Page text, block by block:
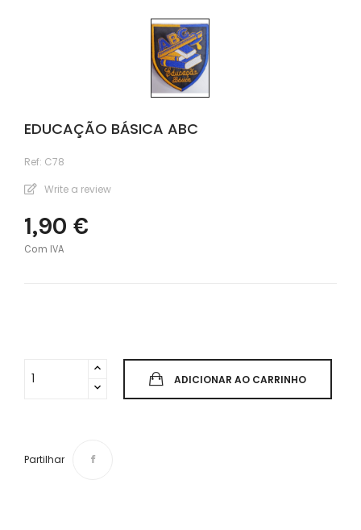
EDUCAÇÃO BÁSICA ABC
Ref: C78
Write a review
1,90 €
Com IVA
ADICIONAR AO CARRINHO
Partilhar